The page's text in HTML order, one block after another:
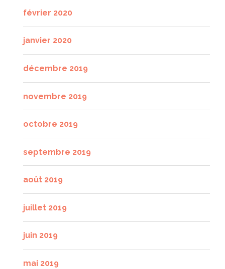
février 2020
janvier 2020
décembre 2019
novembre 2019
octobre 2019
septembre 2019
août 2019
juillet 2019
juin 2019
mai 2019